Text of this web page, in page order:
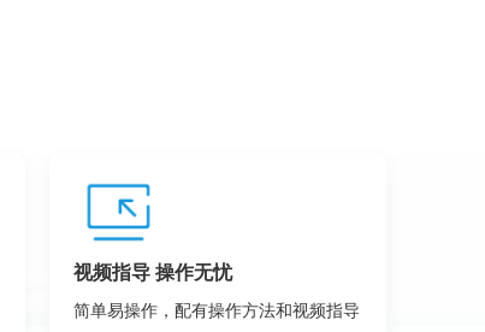
视频指导 操作无忧
简单易操作，配有操作方法和视频指导